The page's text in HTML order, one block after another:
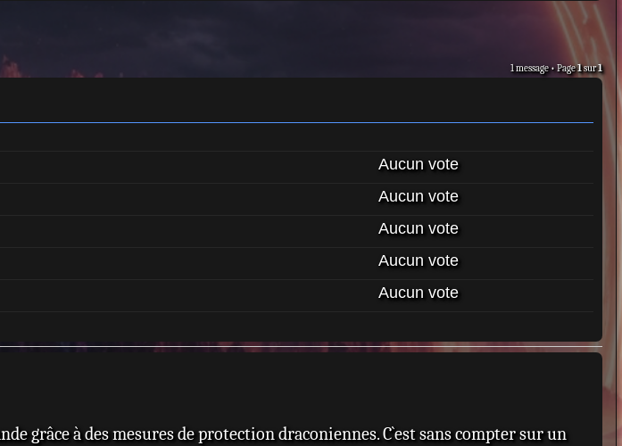
1 message • Page1sur1
Aucun vote
Aucun vote
Aucun vote
Aucun vote
Aucun vote
grâce à des mesures de protection draconiennes. C`est sans compter sur un